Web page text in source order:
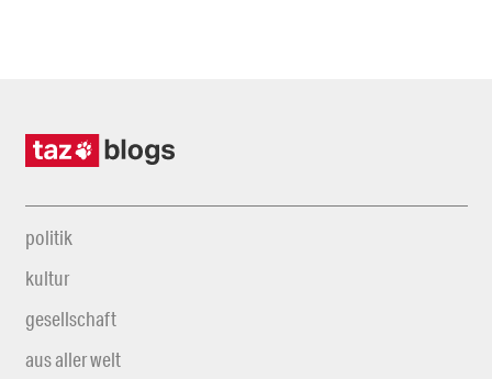
politik
kultur
gesellschaft
aus aller welt